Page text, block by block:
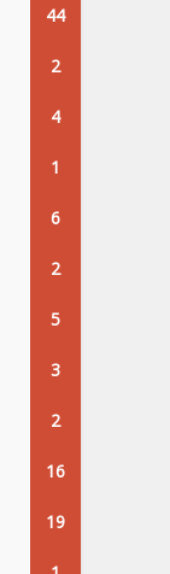
44
2
4
1
6
2
5
3
2
16
19